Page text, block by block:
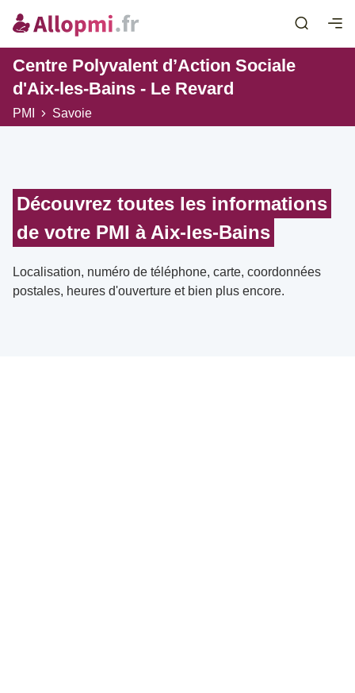
Centre Polyvalent d’Action Sociale
d'Aix-les-Bains - Le Revard
PMI Savoie
Découvrez toutes les informations
de votre PMI à Aix-les-Bains
Localisation, numéro de téléphone, carte, coordonnées
postales, heures d'ouverture et bien plus encore.